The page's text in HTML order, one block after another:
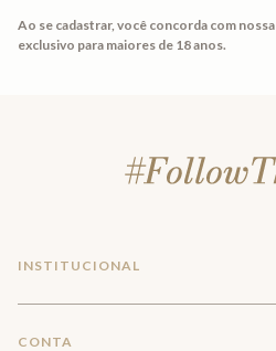
Ao se cadastrar, você concorda com nossa
exclusivo para maiores de 18 anos.
INSTITUCIONAL
CONTA